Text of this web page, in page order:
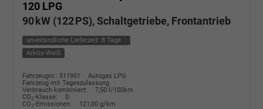
120 LPG
90 kW (122 PS), Schaltgetriebe, Frontantrieb
unverbindliche Lieferzeit: 8 Tage
Arktis-Weiß
Fahrzeugnr.: 511951
Autogas LPG
Fahrzeug mit Tageszulassung
Verbrauch kombiniert:
7,50 l/100km
CO2-Klasse:
D
CO2-Emissionen: 121,00 g/km